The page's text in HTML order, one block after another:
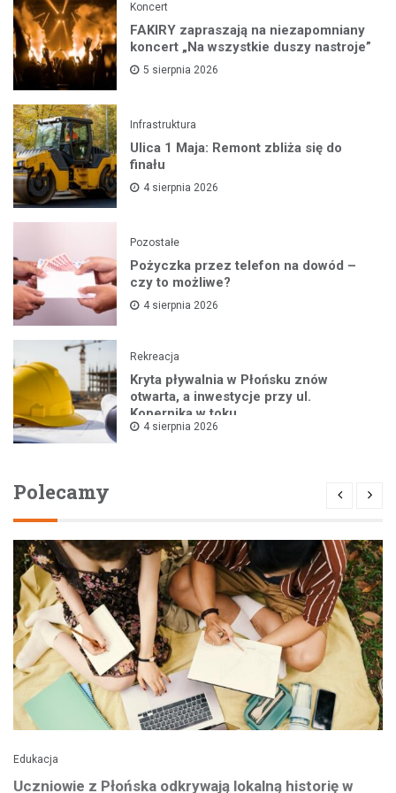
Koncert
FAKIRY zapraszają na niezapomniany
koncert „Na wszystkie duszy nastroje”
5 sierpnia 2026
Infrastruktura
Ulica 1 Maja: Remont zbliża się do
finału
4 sierpnia 2026
Pozostałe
Pożyczka przez telefon na dowód –
czy to możliwe?
4 sierpnia 2026
Rekreacja
Kryta pływalnia w Płońsku znów
otwarta, a inwestycje przy ul.
Kopernika w toku
4 sierpnia 2026
Polecamy
Edukacja
Uczniowie z Płońska odkrywają lokalną historię w